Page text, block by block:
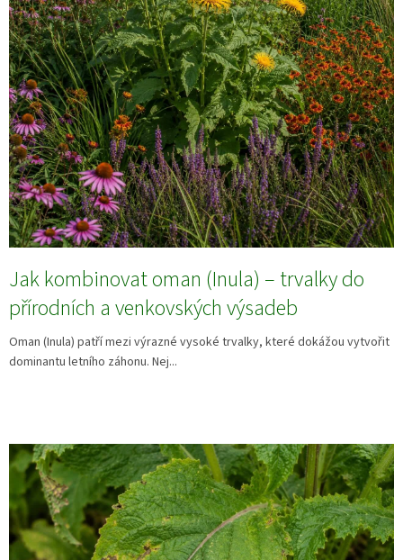
Jak kombinovat oman (Inula) – trvalky do
přírodních a venkovských výsadeb
Oman (Inula) patří mezi výrazné vysoké trvalky, které dokážou vytvořit
dominantu letního záhonu. Nej...